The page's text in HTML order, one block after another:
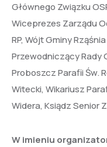
Głównego Związku
Wiceprezes Zarządu
RP, Wójt Gminy
Przewodniczący Rady
Proboszcz Parafii Św.
Witecki, Wikariusz
Widera, Ksiądz Senior
W imieniu